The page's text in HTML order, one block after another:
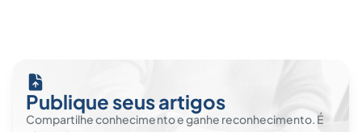
Publique seus artigos
Compartilhe conhecimento e ganhe reconhecimento. É